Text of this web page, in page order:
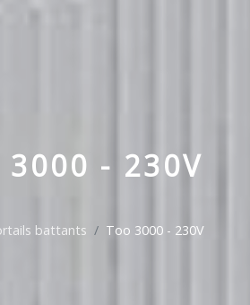
3000 - 230V
battants Too 3000 - 230V